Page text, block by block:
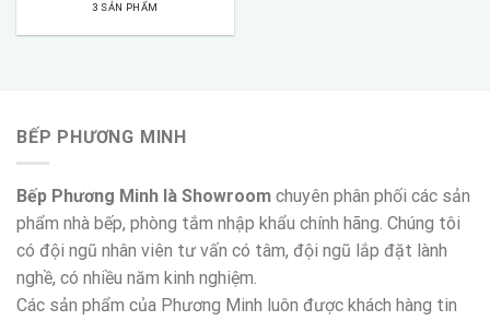
3 SẢN PHẨM
BẾP PHƯƠNG MINH
Bếp Phương Minh là Showroom chuyên phân phối các sản
phẩm nhà bếp, phòng tắm nhập khẩu chính hãng. Chúng tôi
có đội ngũ nhân viên tư vấn có tâm, đội ngũ lắp đặt lành
nghề, có nhiều năm kinh nghiệm.
Các sản phẩm của Phương Minh luôn được khách hàng tin